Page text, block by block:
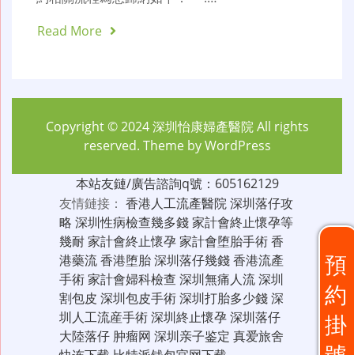
Read More
預
約
掛
Copyright © 2024深圳怡康婦產醫院All rights
reserved. Theme byWordPress
本站友鏈/廣告諮詢q號：605162129
友情鏈接： 香港人工流產醫院深圳落仔攻
略 深圳性病檢查幾多錢家計會終止懷孕等
幾耐家計會終止懷孕家計會堕胎手術香
港藥流香港堕胎深圳落仔幾錢香港流產
手術家計會婦科檢查 深圳無痛人流深圳
割包皮 深圳包皮手術深圳打胎多少錢深
圳人工流産手術深圳終止懷孕深圳落仔
大陸落仔 肿瘤网 深圳亲子鉴定 真爱旅舍